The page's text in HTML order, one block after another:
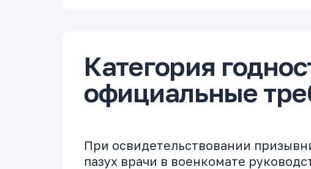
Категория
официальные
При освидетельствовании
пазух врачи в военкомате